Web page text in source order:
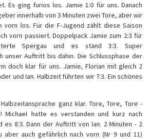
Es ging furios los. Jamie 1:0 für uns. Danach
innerhalb von 3 Minuten zwei Tore, aber wir
vorn los. Für die F-Jugend zählt diese Saison
vorn passiert. Doppelpack Jamie zum 2:3 für
Spergau und es stand 3:3. Super
unser Auftritt bis dahin. Die Schlussphase der
doch klar für uns. Jamie, Florian mit gleich 2
und Ian. Halbzeit führten wir 7:3. Ein schönes
ganz klar. Tore, Tore, Tore -
Michael hatte es verstanden und kurz nach
es 8:3. Dann der Auftritt von Ian. 2 Minuten - 2
aber auch gefährlich nach vorn (Nr 9 und 11)